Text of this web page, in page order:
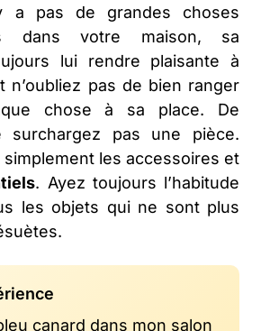
a pas de grandes choses
dans votre maison, sa
lui rendre plaisante à
n’oubliez pas de bien ranger
chose à sa place. De
surchargez pas une pièce.
les accessoires et
. Ayez toujours l’habitude
les objets qui ne sont plus
canard dans mon salon